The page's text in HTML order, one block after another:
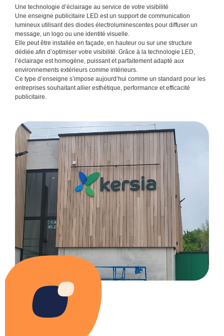
Une technologie d’éclairage au service de votre visibilité
Une enseigne publicitaire LED est un support de communication
lumineux utilisant des diodes électroluminescentes pour diffuser un
message, un logo ou une identité visuelle.
Elle peut être installée en façade, en hauteur ou sur une structure
dédiée afin d’optimiser votre visibilité. Grâce à la technologie LED,
l’éclairage est homogène, puissant et parfaitement adapté aux
environnements extérieurs comme intérieurs.
Ce type d’enseigne s’impose aujourd’hui comme un standard pour les
entreprises souhaitant allier esthétique, performance et efficacité
publicitaire.